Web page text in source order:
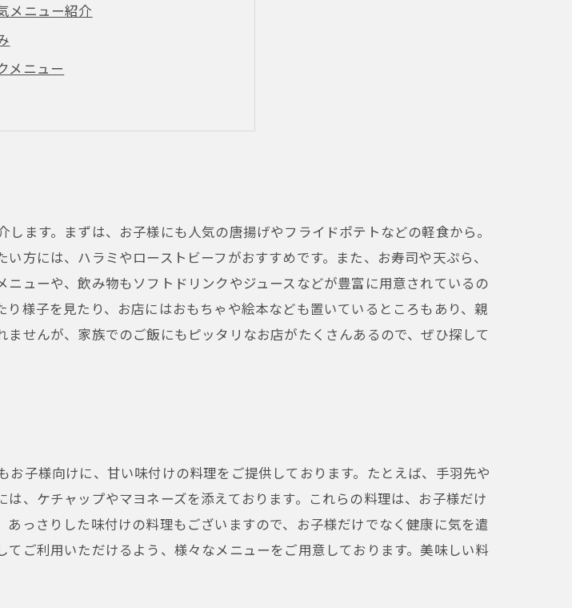
メニュー紹介
メニュー
ます。まずは、お子様にも人気の唐揚げやフライドポテトなどの軽食から。
方には、ハラミやローストビーフがおすすめです。また、お寿司や天ぷら、
ューや、飲み物もソフトドリンクやジュースなどが豊富に用意されているの
様子を見たり、お店にはおもちゃや絵本なども置いているところもあり、親
せんが、家族でのご飯にもピッタリなお店がたくさんあるので、ぜひ探して
子様向けに、甘い味付けの料理をご提供しております。たとえば、手羽先や
、ケチャップやマヨネーズを添えております。これらの料理は、お子様だけ
っさりした味付けの料理もございますので、お子様だけでなく健康に気を遣
ご利用いただけるよう、様々なメニューをご用意しております。美味しい料